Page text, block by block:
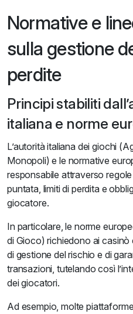
Normative e
sulla gestione
perdite
Principi stabiliti
italiana e norme
L’autorità italiana dei giochi
Monopoli) e le normative
responsabile attraverso
puntata, limiti di perdita e
giocatore.
In particolare, le norme
di Gioco) richiedono ai casinò
di gestione del rischio e di
transazioni, tutelando così
dei giocatori.
Ad esempio, molte